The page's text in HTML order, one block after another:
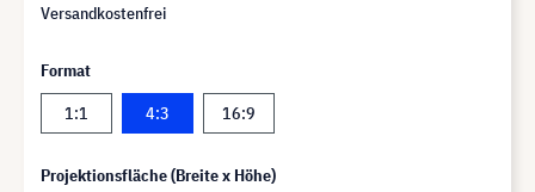
Versandkostenfrei
Format
1:1
4:3 16:9
Projektionsfläche (Breite x Höhe)